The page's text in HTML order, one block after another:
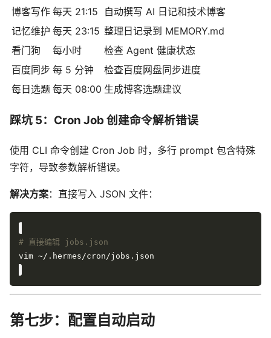
博客写作 每天 21:15
自动撰写 AI 日记和技术博客
记忆维护 每天 23:15 整理日记录到 MEMORY.md
看门狗
每小时
检查 Agent 健康状态
百度同步 每 5 分钟
检查百度网盘同步进度
每日选题 每天 08:00 生成博客选题建议
踩坑 5：Cron Job 创建命令解析错误
使用 CLI 命令创建 Cron Job 时，多行 prompt 包含特殊
字符，导致参数解析错误。
解决方案：直接写入 JSON 文件：
# 直接编辑 jobs.json
第七步：配置自动启动